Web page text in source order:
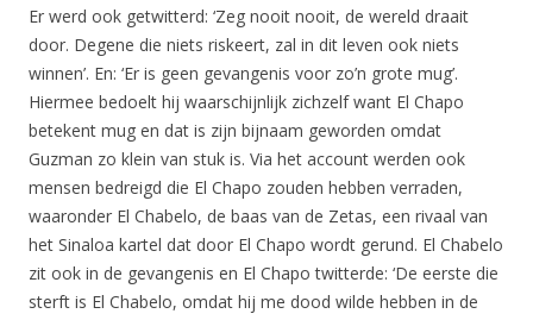
Er werd ook getwitterd: ‘Zeg nooit nooit, de wereld draait
door. Degene die niets riskeert, zal in dit leven ook niets
winnen’. En: ‘Er is geen gevangenis voor zo’n grote mug’.
Hiermee bedoelt hij waarschijnlijk zichzelf want El Chapo
betekent mug en dat is zijn bijnaam geworden omdat
Guzman zo klein van stuk is. Via het account werden ook
mensen bedreigd die El Chapo zouden hebben verraden,
waaronder El Chabelo, de baas van de Zetas, een rivaal van
het Sinaloa kartel dat door El Chapo wordt gerund. El Chabelo
zit ook in de gevangenis en El Chapo twitterde: ‘De eerste die
sterft is El Chabelo, omdat hij me dood wilde hebben in de